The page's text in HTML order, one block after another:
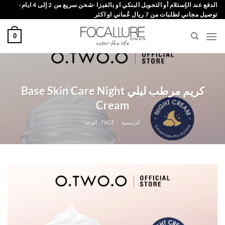
تخطي
للمحتوى
الدفع عند الإستلام أو التحويل البنكي او بالفيزا -شحن سريع من 2 إلى 4 ايام-
توصيل مجاني لطلبات من 7 ريال عُماني او اكثر
0
كريم مرطب ليلي Base Skin Care Night
Cream
الرئيسية / FACE .. الوجة